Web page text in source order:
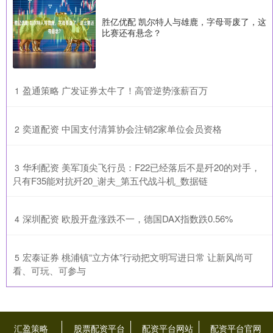
胜亿优配 凯尔特人与雄鹿，字母哥废了，这
比赛还有悬念？
1 ​盈通策略 广发证券太牛了！高管逆势涨薪百万
2 ​奕道配资 中国支付清算协会注销2家单位会员资格
3 ​华利配资 美军顶尖飞行员：F22已经落后不是歼20的对手，
只有F35能对抗歼20_谢夫_第五代战斗机_数据链
4 ​深圳配资 欧股开盘涨跌不一，德国DAX指数跌0.56%
5 ​宏泰证券 桃浦镇“立方体”行动把文明写进日常 让新风尚可
看、可玩、可参与
汇盈策略 股票配资平台 配资平台网站 配资平台官网